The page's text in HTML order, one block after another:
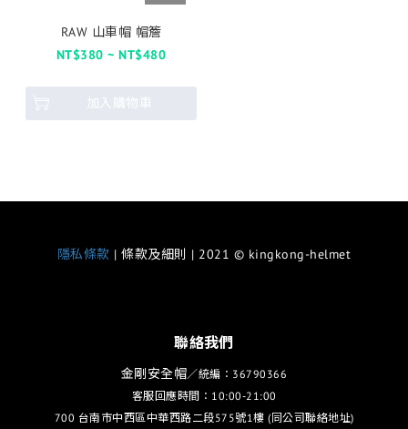
RAW 山車帽 帽簷
NT$380 ~ NT$480
加入購物車
隱私條款 | 條款及細則 | 2021 © kingkong-helmet
聯絡我們
金剛安全帽／統編：36790366
客服回應時間：10:00-21:00
700 台南市中西區中華西路二段575號1樓 (同公司聯絡地址)